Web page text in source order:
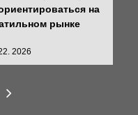
на
рынке
2026